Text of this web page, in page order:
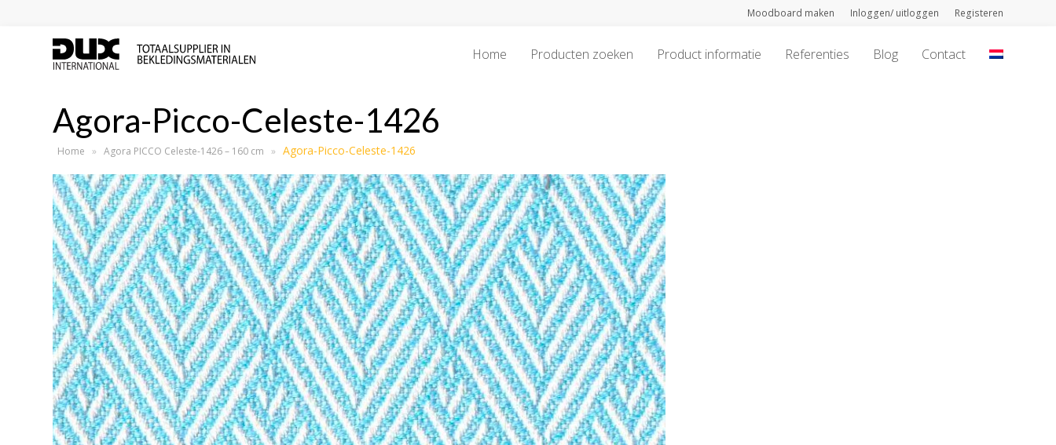
Moodboard maken Inloggen/ uitloggen Registeren
Home Producten zoeken Product informatie Referenties Blog Contact
Agora-Picco-Celeste-1426
Home » Agora PICCO Celeste-1426 – 160 cm » Agora-Picco-Celeste-1426